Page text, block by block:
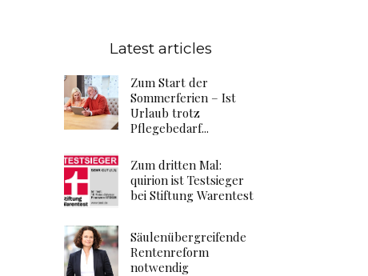
Latest articles
Zum Start der
Sommerferien – Ist
Urlaub trotz
Pflegebedarf...
Zum dritten Mal:
quirion ist Testsieger
bei Stiftung Warentest
Säulenübergreifende
Rentenreform
notwendig